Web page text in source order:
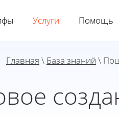
Услуги Помощь
Главная \ База знаний \